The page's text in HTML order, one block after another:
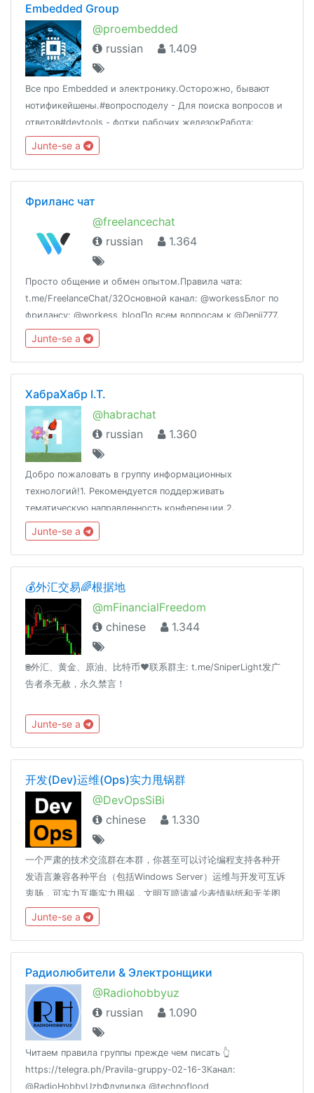
Embedded Group
@proembedded
russian
1.409
Все про Embedded и электронику.Осторожно, бывают
нотификейшены.#вопросподелу - Для поиска вопросов и
ответов#devtools - фотки рабочих железокРабота:
@rabotaembeddedhttp://vk.com/embedded_space
Junte-se a
Фриланс чат
@freelancechat
russian
1.364
Просто общение и обмен опытом.Правила чата:
t.me/FreelanceChat/32Основной канал: @workessБлог по
фрилансу: @workess_blogПо всем вопросам к @Denii777.
Junte-se a
ХабраХабр I.T.
@habrachat
russian
1.360
Добро пожаловать в группу информационных
технологий!1. Рекомендуется поддерживать
тематическую направленность конференции.2.
Воздержаться от оскорблений и разжигания скандалов.3.
Сторонние публикации не приветствуются.Адрес:
www.habr.com
Junte-se a
💰外汇交易🌈根据地
@mFinancialFreedom
chinese
1.344
🌐外汇、黄金、原油、比特币❤️联系群主: t.me/SniperLight发广
告者杀无赦，永久禁言！
Junte-se a
开发(Dev)运维(Ops)实力甩锅群
@DevOpsSiBi
chinese
1.330
一个严肃的技术交流群在本群，你甚至可以讨论编程支持各种开
发语言兼容各种平台（包括Windows Server）运维与开发可互诉
衷肠，可实力互撕实力甩锅，文明互喷请减少表情贴纸和无关图
片、言论的发送，过多此类消息将随时不加通知地删除，请您谅
解。长段代码请使用 pastebin 展示🔗t.me/DevOpsSiBiK8S中文
专场：🔗t.me/Kubernetes_CN
Junte-se a
Радиолюбители & Электронщики
@Radiohobbyuz
russian
1.090
Читаем правила группы прежде чем писать 👆
https://telegra.ph/Pravila-gruppy-02-16-3Канал:
@RadioHobbyUzbФлудилка @technoflood